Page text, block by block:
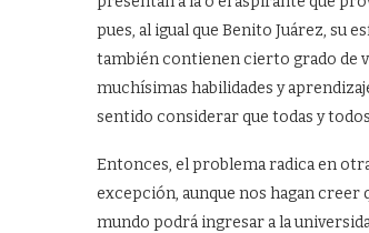
pues, al igual que Benito Juárez, su
también contienen cierto grado de
muchísimas habilidades y
sentido considerar que todas y
Entonces, el problema radica en
excepción, aunque nos hagan
mundo podrá ingresar a la